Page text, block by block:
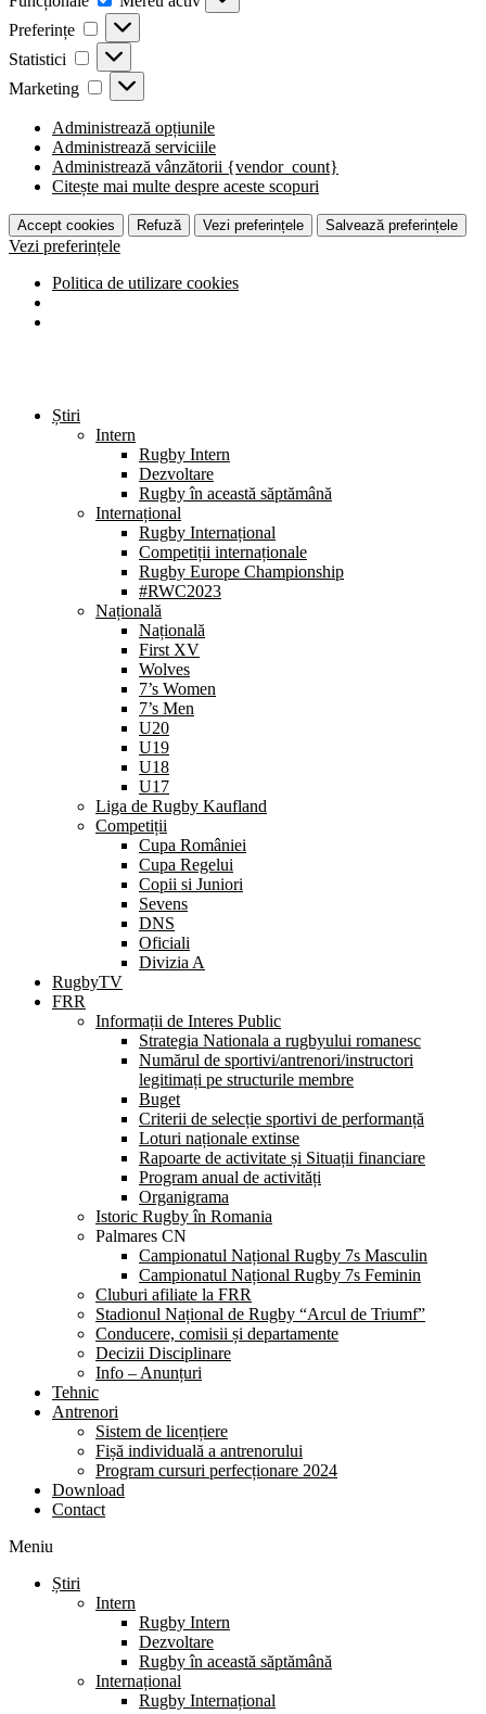
Preferințe
Preferințe
Statistici Statistici
Marketing Marketing
Administrează opțiunile
Administrează serviciile
Administrează vânzătorii {vendor_count}
Citește mai multe despre aceste scopuri
Accept cookies Refuză Vezi preferințele Salvează preferințele
Vezi preferințele
Politica de utilizare cookies
Știri
Intern
Rugby Intern
Dezvoltare
Rugby în această săptămână
Internațional
Rugby Internațional
Competiții internaționale
Rugby Europe Championship
#RWC2023
Națională
Națională
First XV
Wolves
7’s Women
7’s Men
U20
U19
U18
U17
Liga de Rugby Kaufland
Competiții
Cupa României
Cupa Regelui
Copii si Juniori
Sevens
DNS
Oficiali
Divizia A
RugbyTV
FRR
Informații de Interes Public
Strategia Nationala a rugbyului romanesc
Numărul de sportivi/antrenori/instructori
legitimați pe structurile membre
Buget
Criterii de selecție sportivi de performanță
Loturi naționale extinse
Rapoarte de activitate și Situații financiare
Program anual de activități
Organigrama
Istoric Rugby în Romania
Palmares CN
Campionatul Național Rugby 7s Masculin
Campionatul Național Rugby 7s Feminin
Cluburi afiliate la FRR
Stadionul Național de Rugby “Arcul de Triumf”
Conducere, comisii și departamente
Decizii Disciplinare
Info – Anunțuri
Tehnic
Antrenori
Sistem de licențiere
Fișă individuală a antrenorului
Program cursuri perfecționare 2024
Download
Contact
Meniu
Știri
Intern
Rugby Intern
Dezvoltare
Rugby în această săptămână
Internațional
Rugby Internațional